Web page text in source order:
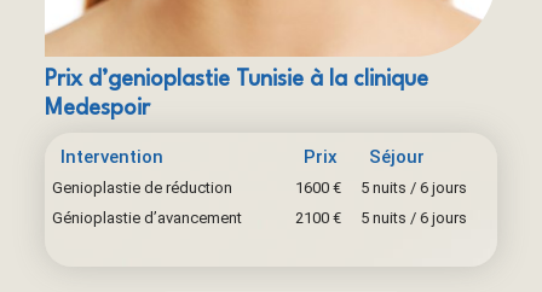
Prix d’genioplastie Tunisie à la clinique
Medespoir
Intervention Prix Séjour
Genioplastie de réduction 1600 €
5 nuits / 6 jours
Génioplastie d’avancement
2100 € 5 nuits / 6 jours